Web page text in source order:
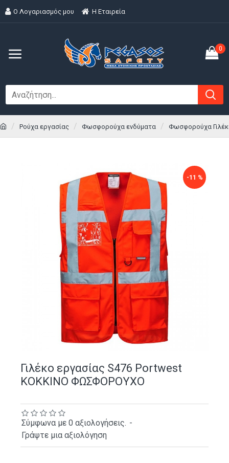
Ο Λογαριασμός μου H Εταιρεία
0
Ρούχα εργασίας Φωσφορούχα ενδύματα Φωσφορούχα
-11 %
Γιλέκο εργασίας S476 Portwest
ΚΟΚΚΙΝΟ ΦΩΣΦΟΡΟΥΧΟ
Σύμφωνα με 0 αξιολογήσεις. -
Γράψτε μια αξιολόγηση